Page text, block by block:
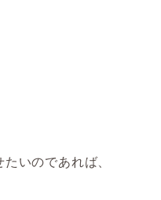
いのであれば、